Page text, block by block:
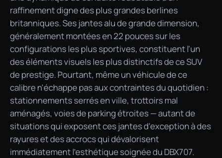
raffinement digne des plus grandes berlines
britanniques. Ses jantes alu de grande dimension,
généralement montées en 22 pouces sur les
configurations les plus sportives, constituent l'un
des éléments visuels les plus distinctifs de ce SUV
de prestige. Pourtant, même un véhicule de ce
calibre n'échappe pas aux contraintes du quotidien :
stationnements serrés en ville, trottoirs mal
aménagés, voies de parking étroites — autant de
situations qui exposent ces jantes d'exception à des
rayures et des accrocs qui dévalorisent
immédiatement l'esthétique soignée du DBX707.